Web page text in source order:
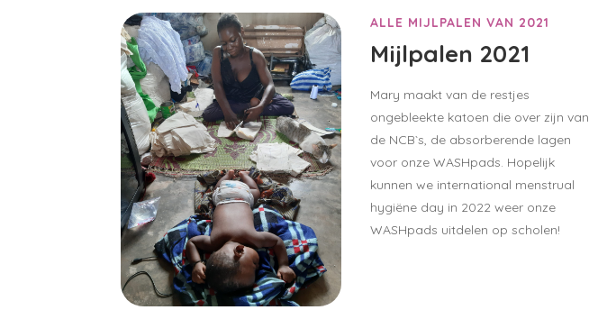
ALLE MIJLPALEN VAN 2021
Mijlpalen 2021
Mary maakt van de restjes
ongebleekte katoen die over zijn van
de NCB`s, de absorberende lagen
voor onze WASHpads. Hopelijk
kunnen we international menstrual
hygiëne day in 2022 weer onze
WASHpads uitdelen op scholen!